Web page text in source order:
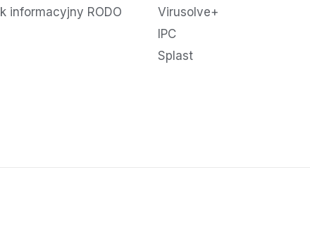
informacyjny RODO
Virusolve+
IPC
Splast